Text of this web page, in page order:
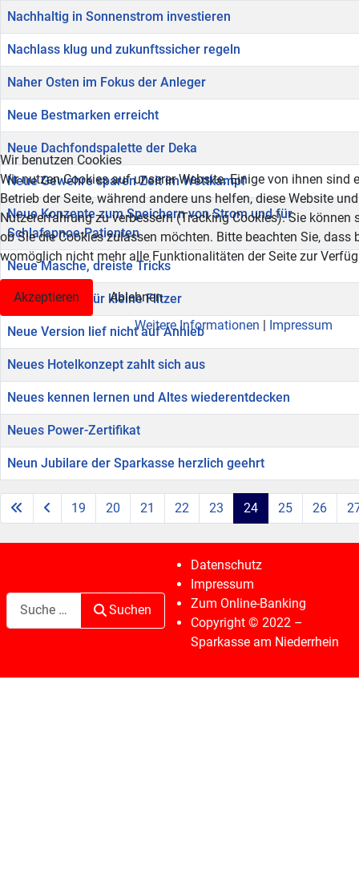
Nachhaltig in Sonnenstrom investieren
Nachlass klug und zukunftssicher regeln
Naher Osten im Fokus der Anleger
Neue Bestmarken erreicht
Neue Dachfondspalette der Deka
Neue Gewehre sparen Zeit im Wettkampf
Neue Konzepte zum Speichern von Strom und für
Schlafapnoe-Patienten
Neue Masche, dreiste Tricks
Neue Strecke für kleine Flitzer
Neue Version lief nicht auf Anhieb
Neues Hotelkonzept zahlt sich aus
Neues kennen lernen und Altes wiederentdecken
Neues Power-Zertifikat
Neun Jubilare der Sparkasse herzlich geehrt
Seite 24 von 38
19 20 21 22 23 24 25 26
Suchen
Suchen
Datenschutz
Impressum
Zum Online-Banking
Copyright © 2022 –
Sparkasse am Niederrhein
Wir benutzen Cookies
Wir nutzen Cookies auf unserer Website. Einige von ihnen sind
Betrieb der Seite, während andere uns helfen, diese Website
Nutzererfahrung zu verbessern (Tracking Cookies). Sie können
ob Sie die Cookies zulassen möchten. Bitte beachten Sie, dass
womöglich nicht mehr alle Funktionalitäten der Seite zur
Akzeptieren
Ablehnen
Weitere Informationen | Impressum